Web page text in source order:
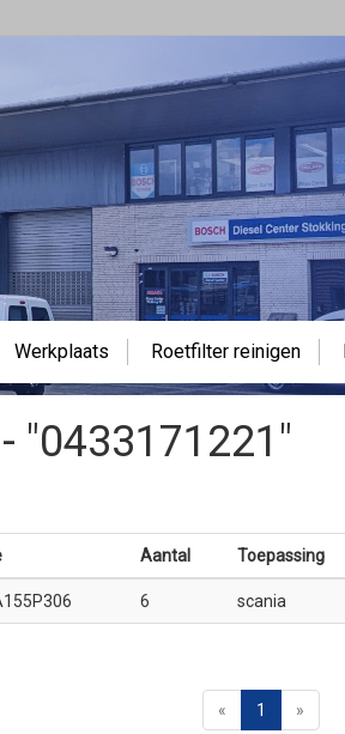
Werkplaats Roetfilter reinigen
"0433171221"
Aantal Toepassing
6 scania
« 1 »